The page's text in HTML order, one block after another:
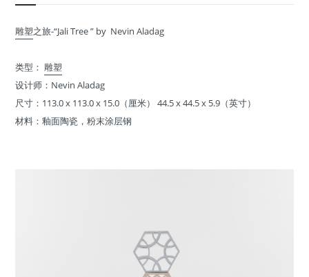
雕塑之旅-“Jali Tree ” by Nevin Aladag
类型： 雕塑
设计师：Nevin Aladag
尺寸：113.0 x 113.0 x 15.0（厘米） 44.5 x 44.5 x 5.9（英寸）
材料：釉面陶瓷，粉末涂层钢